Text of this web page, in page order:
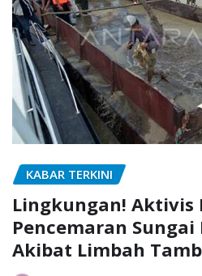
KABAR TERKINI
Lingkungan! Aktivis
Pencemaran
Akibat Limbah